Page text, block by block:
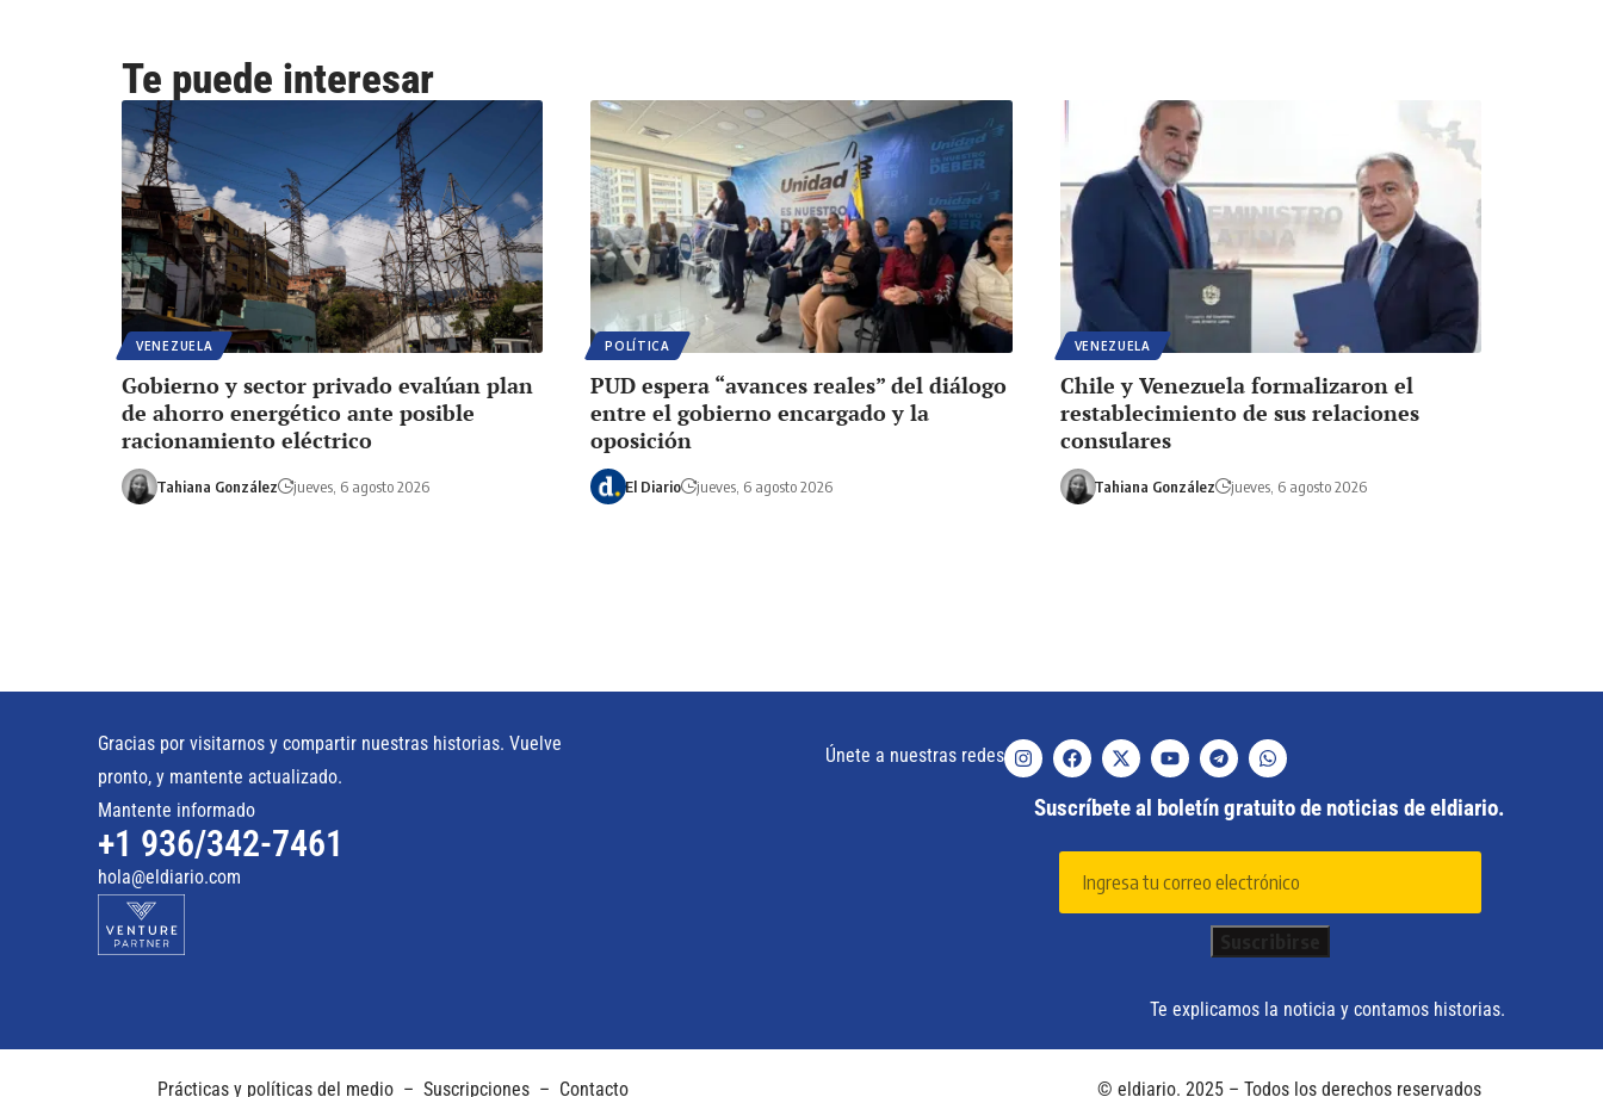
Te puede interesar
VENEZUELA
Gobierno y sector privado evalúan plan
de ahorro energético ante posible
racionamiento eléctrico
Tahiana González jueves, 6 agosto 2026
POLÍTICA
PUD espera “avances reales” del diálogo
entre el gobierno encargado y la
oposición
El Diario jueves, 6 agosto 2026
VENEZUELA
Chile y Venezuela formalizaron el
restablecimiento de sus relaciones
consulares
Tahiana González jueves, 6 agosto 2026
Gracias por visitarnos y compartir nuestras historias. Vuelve
pronto, y mantente actualizado.
Mantente informado
+1 936/342-7461
hola@eldiario.com
Únete a nuestras redes
Suscríbete al boletín gratuito de noticias de eldiario.
Te explicamos la noticia y contamos historias.
Prácticas y políticas del medio – Suscripciones – Contacto © eldiario. 2025 – Todos los derechos reservados